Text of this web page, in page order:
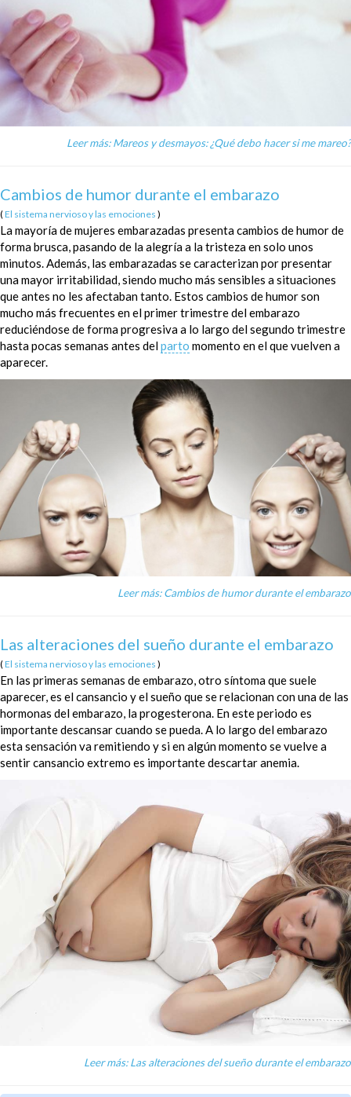
Leer más: Mareos y desmayos: ¿Qué debo hacer si me mareo?
Cambios de humor durante el embarazo
(El sistema nervioso y las emociones )
La mayoría de mujeres embarazadas presenta cambios de humor de
forma brusca, pasando de la alegría a la tristeza en solo unos
minutos. Además, las embarazadas se caracterizan por presentar
una mayor irritabilidad, siendo mucho más sensibles a situaciones
que antes no les afectaban tanto. Estos cambios de humor son
mucho más frecuentes en el primer trimestre del embarazo
reduciéndose de forma progresiva a lo largo del segundo trimestre
hasta pocas semanas antes delparto momento en el que vuelven a
aparecer.
Leer más: Cambios de humor durante el embarazo
Las alteraciones del sueño durante el embarazo
(El sistema nervioso y las emociones )
En las primeras semanas de embarazo, otro síntoma que suele
aparecer, es el cansancio y el sueño que se relacionan con una de las
hormonas del embarazo, la progesterona. En este periodo es
importante descansar cuando se pueda. A lo largo del embarazo
esta sensación va remitiendo y si en algún momento se vuelve a
sentir cansancio extremo es importante descartar anemia.
Leer más: Las alteraciones del sueño durante el embarazo